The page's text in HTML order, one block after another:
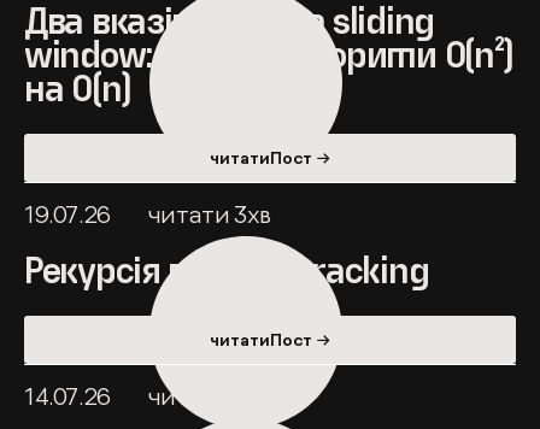
Два вказівники та sliding
window: як перетворити O(n²)
на O(n)
читатиПост →
19.07.26 читати 3хв
Рекурсія та backtracking
читатиПост →
14.07.26 читати